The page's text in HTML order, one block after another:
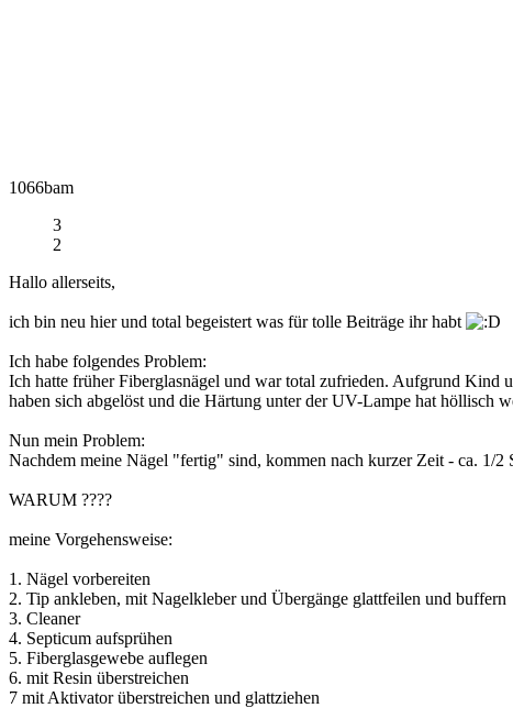
1066bam
3
2
Hallo allerseits,
ich bin neu hier und total begeistert was für tolle Beiträge ihr habt
Ich habe folgendes Problem:
Ich hatte früher Fiberglasnägel und war total zufrieden. Aufgrund Kind
haben sich abgelöst und die Härtung unter der UV-Lampe hat höllisch
Nun mein Problem:
Nachdem meine Nägel "fertig" sind, kommen nach kurzer Zeit - ca. 1/2
WARUM ????
meine Vorgehensweise:
1. Nägel vorbereiten
2. Tip ankleben, mit Nagelkleber und Übergänge glattfeilen und buffern
3. Cleaner
4. Septicum aufsprühen
5. Fiberglasgewebe auflegen
6. mit Resin überstreichen
7 mit Aktivator überstreichen und glattziehen